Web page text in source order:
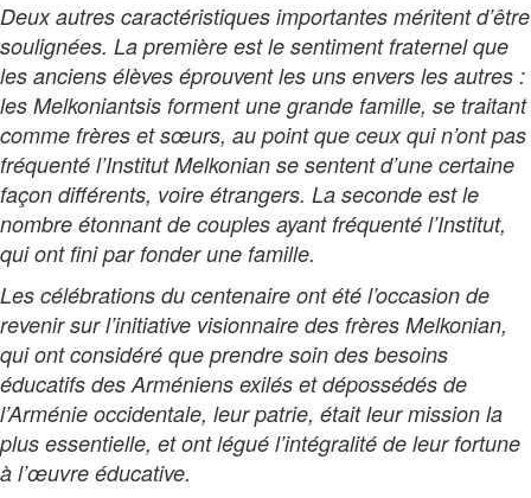
Deux autres caractéristiques importantes méritent d’être
soulignées. La première est le sentiment fraternel que
les anciens élèves éprouvent les uns envers les autres :
les Melkoniantsis forment une grande famille, se traitant
comme frères et sœurs, au point que ceux qui n’ont pas
fréquenté l’Institut Melkonian se sentent d’une certaine
façon différents, voire étrangers. La seconde est le
nombre étonnant de couples ayant fréquenté l’Institut,
qui ont fini par fonder une famille.
Les célébrations du centenaire ont été l’occasion de
revenir sur l’initiative visionnaire des frères Melkonian,
qui ont considéré que prendre soin des besoins
éducatifs des Arméniens exilés et dépossédés de
l’Arménie occidentale, leur patrie, était leur mission la
plus essentielle, et ont légué l’intégralité de leur fortune
à l’œuvre éducative.